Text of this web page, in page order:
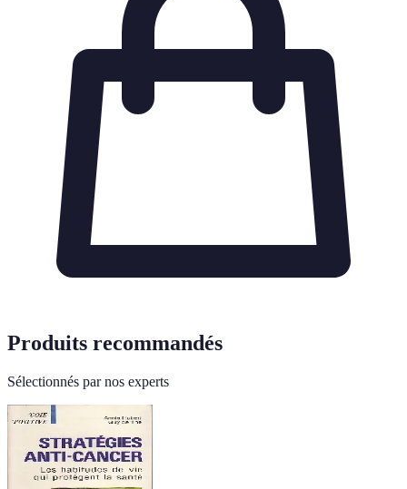
Produits recommandés
Sélectionnés par nos experts